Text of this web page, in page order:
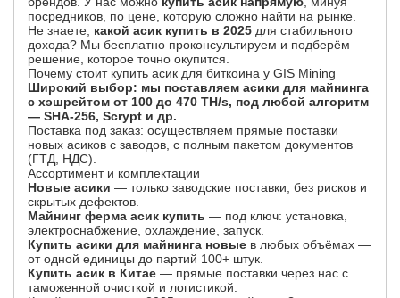
посредников, по цене, которую сложно найти на рынке.
Не знаете, какой асик купить в 2025 для стабильного
дохода? Мы бесплатно проконсультируем и подберём
решение, которое точно окупится.
Почему стоит купить асик для биткоина у GIS Mining
Широкий выбор: мы поставляем асики для майнинга
с хэшрейтом от 100 до 470 TH/s, под любой алгоритм
— SHA-256, Scrypt и др.
Поставка под заказ: осуществляем прямые поставки
новых асиков с заводов, с полным пакетом документов
(ГТД, НДС).
Ассортимент и комплектации
Новые асики — только заводские поставки, без рисков и
скрытых дефектов.
Майнинг ферма асик купить — под ключ: установка,
электроснабжение, охлаждение, запуск.
Купить асики для майнинга новые в любых объёмах —
от одной единицы до партий 100+ штук.
Купить асик в Китае — прямые поставки через нас с
таможенной очисткой и логистикой.